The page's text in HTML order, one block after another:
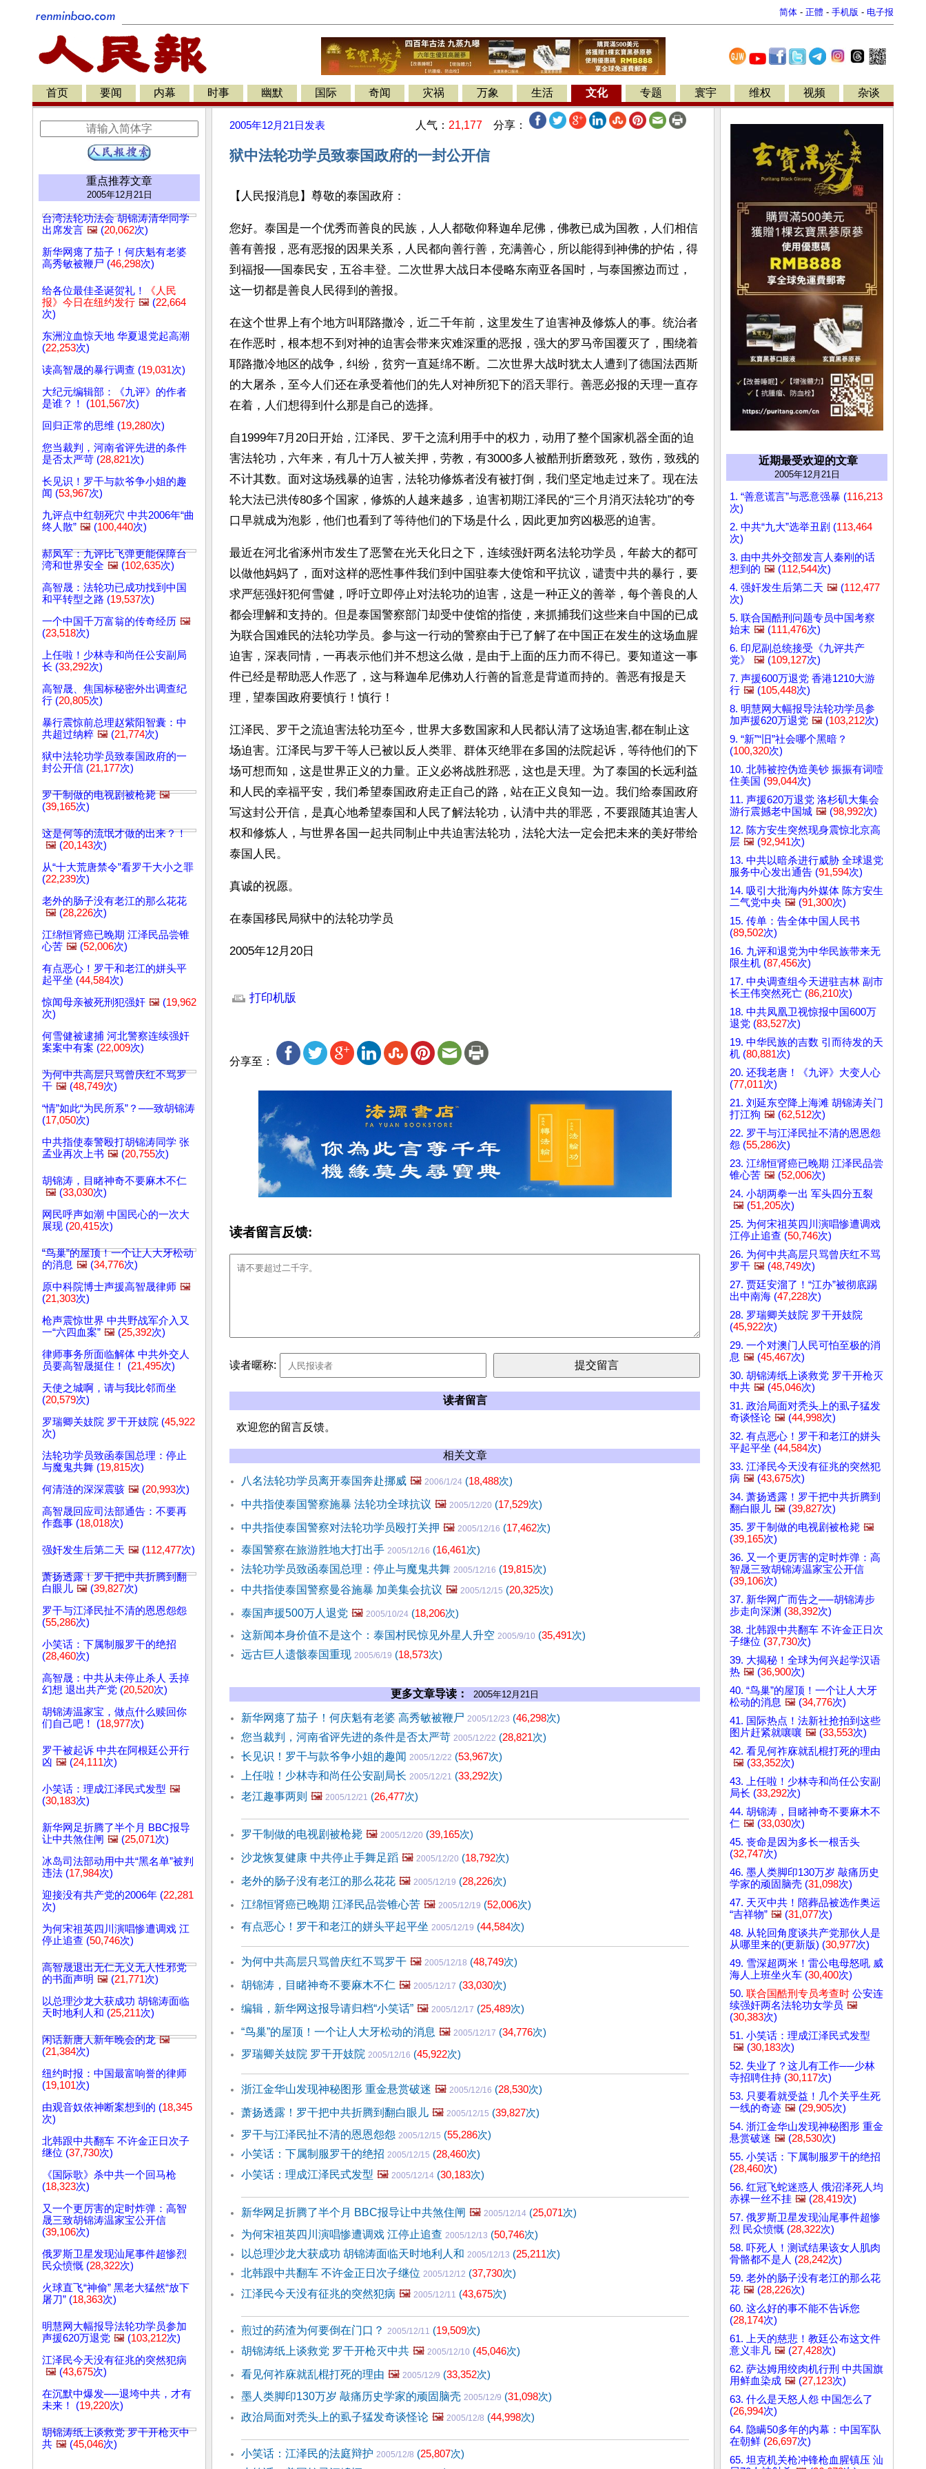
简体 - 正體 - 手机版 - 电子报
首页 要闻 内幕 时事 幽默 国际 奇闻 灾祸 万象 生活 文化 专题 寰宇 维权 视频 杂谈
重点推荐文章
2005年12月21日
台湾法轮功法会 胡锦涛清华同学
出席发言 🖼️ (20,062次)
新华网瘪了茄子！何庆魁有老婆
高秀敏被鞭尸 (46,298次)
给各位最佳圣诞贺礼！
《人民
报》今日在纽约发行 🖼️ (22,664
次)
东洲泣血惊天地 华夏退党起高潮
(22,253次)
读高智晟的暴行调查 (19,031次)
大纪元编辑部：《九评》的作者
是谁？！ (101,567次)
回归正常的思维 (19,280次)
您当裁判，河南省评先进的条件
是否太严苛 (28,821次)
长见识！罗干与款爷争小姐的趣
闻 (53,967次)
九评点中红朝死穴 中共2006年“曲
终人散” 🖼️ (100,440次)
郝凤军：九评比飞弹更能保障台
湾和世界安全 🖼️ (102,635次)
高智晟：法轮功已成功找到中国
和平转型之路 (19,537次)
一个中国千万富翁的传奇经历 🖼️
(23,518次)
上任啦！少林寺和尚任公安副局
长 (33,292次)
高智晟、焦国标秘密外出调查纪
行 (20,805次)
暴行震惊前总理赵紫阳智囊：中
共超过纳粹 🖼️ (21,774次)
狱中法轮功学员致泰国政府的一
封公开信 (21,177次)
罗干制做的电视剧被枪毙 🖼️
(39,165次)
这是何等的流氓才做的出来？！
🖼️ (20,143次)
从“十大荒唐禁令”看罗干大小之罪
(22,239次)
老外的肠子没有老江的那么花花
🖼️ (28,226次)
江绵恒肾癌已晚期 江泽民品尝锥
心苦 🖼️ (52,006次)
有点恶心！罗干和老江的姘头平
起平坐 (44,584次)
惊闻母亲被死刑犯强奸 🖼️ (19,962
次)
何雪健被逮捕 河北警察连续强奸
案案中有案 (22,009次)
为何中共高层只骂曾庆红不骂罗
干 🖼️ (48,749次)
“情”如此“为民所系”？──致胡锦涛
(17,050次)
中共指使泰警殴打胡锦涛同学 张
孟业再次上书 🖼️ (20,755次)
胡锦涛，目睹神奇不要麻木不仁
🖼️ (33,030次)
网民呼声如潮 中国民心的一次大
展现 (20,415次)
“鸟巢”的屋顶！一个让人大牙松动
的消息 🖼️ (34,776次)
原中科院博士声援高智晟律师 🖼️
(21,303次)
枪声震惊世界 中共野战军介入又
一“六四血案” 🖼️ (25,392次)
律师事务所面临解体 中共外交人
员要高智晟挺住！ (21,495次)
天使之城啊，请与我比邻而坐
(20,579次)
罗瑞卿关妓院 罗干开妓院 (45,922
次)
法轮功学员致函泰国总理：停止
与魔鬼共舞 (19,815次)
何清涟的深深震骇 🖼️ (20,993次)
高智晟回应司法部通告：不要再
作蠢事 (18,018次)
强奸发生后第二天 🖼️ (112,477次)
萧扬透露！罗干把中共折腾到翻
白眼儿 🖼️ (39,827次)
罗干与江泽民扯不清的恩恩怨怨
(55,286次)
小笑话：下属制服罗干的绝招
(28,460次)
高智晟：中共从未停止杀人 丢掉
幻想 退出共产党 (20,520次)
胡锦涛温家宝，做点什么赎回你
们自己吧！ (18,977次)
罗干被起诉 中共在阿根廷公开行
凶 🖼️ (24,111次)
小笑话：理成江泽民式发型 🖼️
(30,183次)
新华网足折腾了半个月 BBC报导
让中共煞住闸 🖼️ (25,071次)
冰岛司法部动用中共“黑名单”被判
违法 (17,984次)
迎接没有共产党的2006年 (22,281
次)
为何宋祖英四川演唱惨遭调戏 江
停止追查 (50,746次)
高智晟退出无仁无义无人性邪党
的书面声明 🖼️ (21,771次)
以总理沙龙大获成功 胡锦涛面临
天时地利人和 (25,211次)
闲话新唐人新年晚会的龙 🖼️
(21,384次)
纽约时报：中国最富响誉的律师
(19,101次)
由观音奴依神断案想到的 (18,345
次)
北韩跟中共翻车 不许金正日次子
继位 (37,730次)
《国际歌》杀中共一个回马枪
(18,323次)
又一个更厉害的定时炸弹：高智
晟三致胡锦涛温家宝公开信
(39,106次)
俄罗斯卫星发现汕尾事件超惨烈
民众愤慨 (28,322次)
火球直飞“神偷” 黑老大猛然“放下
屠刀” (18,363次)
明慧网大幅报导法轮功学员参加
声援620万退党 🖼️ (103,212次)
江泽民今天没有征兆的突然犯病
🖼️ (43,675次)
在沉默中爆发──退垮中共，才有
未来！ (19,220次)
胡锦涛纸上谈救党 罗干开枪灭中
共 🖼️ (45,046次)
2005年12月21日 发表 人气： 21,177 分享：
狱中法轮功学员致泰国政府的一封公开信
【人民报消息】尊敬的泰国政府：
您好。泰国是一个优秀而善良的民族，人人都敬仰释迦牟尼佛，佛教已成为国教，人们相信
善有善报，恶有恶报的因果关系，人民都向善行善，充满善心，所以能得到神佛的护佑，得
到福报──国泰民安，五谷丰登。二次世界大战日本侵略东南亚各国时，与泰国擦边而过，
这一切都是善良人民得到的善报。
在这个世界上有个地方叫耶路撒冷，近二千年前，这里发生了迫害神及修炼人的事。统治者
在作恶时，根本想不到对神的迫害会带来灾难深重的恶报，强大的罗马帝国覆灭了，围绕着
耶路撒冷地区的战争，纠纷，贫穷一直延绵不断。二次世界大战时犹太人遭到了德国法西斯
的大屠杀，至今人们还在承受着他们的先人对神所犯下的滔天罪行。善恶必报的天理一直存
在着，人们想得到什么那是自己的选择。
自1999年7月20日开始，江泽民、罗干之流利用手中的权力，动用了整个国家机器全面的迫
害法轮功，六年来，有几十万人被关押，劳教，有3000多人被酷刑折磨致死，致伤，致残的
不计其数。面对这场残暴的迫害，法轮功修炼者没有被打倒，我们坚定地走过来了。现在法
轮大法已洪传80多个国家，修炼的人越来越多，迫害初期江泽民的“三个月消灭法轮功”的夸
口早就成为泡影，他们也看到了等待他们的下场是什么，因此更加穷凶极恶的迫害。
最近在河北省涿州市发生了恶警在光天化日之下，连续强奸两名法轮功学员，年龄大的都可
以做他妈妈了，面对这样的恶性事件我们到中国驻泰大使馆和平抗议，谴责中共的暴行，要
求严惩强奸犯何雪健，呼吁立即停止对法轮功的迫害，这是一种正义的善举，每个善良的人
都会理解和支持的。但是泰国警察部门却受中使馆的指使，来抓捕我们这些来自中国的已成
为联合国难民的法轮功学员。参与这一行动的警察由于已了解了在中国正在发生的这场血腥
迫害，深表同情，一再表示他们并不想这么做，是由于上面的压力而不得已。要知道这一事
件已经是帮助恶人作恶了，这与释迦牟尼佛劝人行善的旨意是背道而持的。善恶有报是天
理，望泰国政府要慎行！慎行！
江泽民、罗干之流迫害法轮功至今，世界大多数国家和人民都认清了这场迫害,都在制止这
场迫害。江泽民与罗干等人已被以反人类罪、群体灭绝罪在多国的法院起诉，等待他们的下
场可想而知，这是世界正义的力量。正义必将战胜邪恶，这也是天理。为了泰国的长远利益
和人民的幸福平安，我们希望泰国政府走正自己的路，站在正义良知一边。我们给泰国政府
写这封公开信，是真心地希望泰国和人民了解法轮功，认清中共的罪恶，不要跟随其迫害人
权和修炼人，与世界各国一起共同制止中共迫害法轮功，法轮大法一定会把未来的美好带给
泰国人民。
真诚的祝愿。
在泰国移民局狱中的法轮功学员
2005年12月20日
打印机版
分享至：
读者留言反馈:
读者暱称:
读者留言
欢迎您的留言反馈。
相关文章
八名法轮功学员离开泰国奔赴挪威 🖼️ 2006/1/24 (18,488次)
中共指使泰国警察施暴 法轮功全球抗议 🖼️ 2005/12/20 (17,529次)
中共指使泰国警察对法轮功学员殴打关押 🖼️ 2005/12/16 (17,462次)
泰国警察在旅游胜地大打出手 2005/12/16 (16,461次)
法轮功学员致函泰国总理：停止与魔鬼共舞 2005/12/16 (19,815次)
中共指使泰国警察曼谷施暴 加美集会抗议 🖼️ 2005/12/15 (20,325次)
泰国声援500万人退党 🖼️ 2005/10/24 (18,206次)
这新闻本身价值不是这个：泰国村民惊见外星人升空 2005/9/10 (35,491次)
远古巨人遗骸泰国重现 2005/6/19 (18,573次)
更多文章导读： 2005年12月21日
新华网瘪了茄子！何庆魁有老婆 高秀敏被鞭尸 2005/12/23 (46,298次)
您当裁判，河南省评先进的条件是否太严苛 2005/12/22 (28,821次)
长见识！罗干与款爷争小姐的趣闻 2005/12/22 (53,967次)
上任啦！少林寺和尚任公安副局长 2005/12/21 (33,292次)
老江趣事两则 🖼️ 2005/12/21 (26,477次)
罗干制做的电视剧被枪毙 🖼️ 2005/12/20 (39,165次)
沙龙恢复健康 中共停止手舞足蹈 🖼️ 2005/12/20 (18,792次)
老外的肠子没有老江的那么花花 🖼️ 2005/12/19 (28,226次)
江绵恒肾癌已晚期 江泽民品尝锥心苦 🖼️ 2005/12/19 (52,006次)
有点恶心！罗干和老江的姘头平起平坐 2005/12/19 (44,584次)
为何中共高层只骂曾庆红不骂罗干 🖼️ 2005/12/18 (48,749次)
胡锦涛，目睹神奇不要麻木不仁 🖼️ 2005/12/17 (33,030次)
编辑，新华网这报导请归档“小笑话” 🖼️ 2005/12/17 (25,489次)
“鸟巢”的屋顶！一个让人大牙松动的消息 🖼️ 2005/12/17 (34,776次)
罗瑞卿关妓院 罗干开妓院 2005/12/16 (45,922次)
浙江金华山发现神秘图形 重金悬赏破迷 🖼️ 2005/12/16 (28,530次)
萧扬透露！罗干把中共折腾到翻白眼儿 🖼️ 2005/12/15 (39,827次)
罗干与江泽民扯不清的恩恩怨怨 2005/12/15 (55,286次)
小笑话：下属制服罗干的绝招 2005/12/15 (28,460次)
小笑话：理成江泽民式发型 🖼️ 2005/12/14 (30,183次)
新华网足折腾了半个月 BBC报导让中共煞住闸 🖼️ 2005/12/14 (25,071次)
为何宋祖英四川演唱惨遭调戏 江停止追查 2005/12/13 (50,746次)
以总理沙龙大获成功 胡锦涛面临天时地利人和 2005/12/13 (25,211次)
北韩跟中共翻车 不许金正日次子继位 2005/12/12 (37,730次)
江泽民今天没有征兆的突然犯病 🖼️ 2005/12/11 (43,675次)
煎过的药渣为何要倒在门口？ 2005/12/11 (19,509次)
胡锦涛纸上谈救党 罗干开枪灭中共 🖼️ 2005/12/10 (45,046次)
看见何祚庥就乱棍打死的理由 🖼️ 2005/12/9 (33,352次)
墨人类脚印130万岁 敲痛历史学家的顽固脑壳 2005/12/9 (31,098次)
政治局面对秃头上的虱子猛发奇谈怪论 🖼️ 2005/12/8 (44,998次)
小笑话：江泽民的法庭辩护 2005/12/8 (25,807次)
近期最受欢迎的文章
2005年12月21日
1. “善意谎言”与恶意强暴 (116,213
次)
2. 中共“九大”选举丑剧 (113,464
次)
3. 由中共外交部发言人秦刚的话
想到的 🖼️ (112,544次)
4. 强奸发生后第二天 🖼️ (112,477
次)
5. 联合国酷刑问题专员中国考察
始末 🖼️ (111,476次)
6. 印尼副总统接受《九评共产
党》
🖼️ (109,127次)
7. 声援600万退党 香港1210大游
行 🖼️ (105,448次)
8. 明慧网大幅报导法轮功学员参
加声援620万退党 🖼️ (103,212次)
9. “新”“旧”社会哪个黑暗？
(100,320次)
10. 北韩被控伪造美钞 振振有词噎
住美国 (99,044次)
11. 声援620万退党 洛杉矶大集会
游行震撼老中国城 🖼️ (98,992次)
12. 陈方安生突然现身震惊北京高
层 🖼️ (92,941次)
13. 中共以暗杀进行威胁 全球退党
服务中心发出通告 (91,594次)
14. 吸引大批海内外媒体 陈方安生
二气党中央 🖼️ (91,300次)
15. 传单：告全体中国人民书
(89,502次)
16. 九评和退党为中华民族带来无
限生机 (87,456次)
17. 中央调查组今天进驻吉林 副市
长王伟突然死亡 (86,210次)
18. 中共凤凰卫视惊报中国600万
退党 (83,527次)
19. 中华民族的吉数 引而待发的天
机 (80,881次)
20. 还我老唐！《九评》大变人心
(77,011次)
21. 刘延东空降上海滩 胡锦涛关门
打江狗 🖼️ (62,512次)
22. 罗干与江泽民扯不清的恩恩怨
怨 (55,286次)
23. 江绵恒肾癌已晚期 江泽民品尝
锥心苦 🖼️ (52,006次)
24. 小胡两拳一出 军头四分五裂
🖼️ (51,205次)
25. 为何宋祖英四川演唱惨遭调戏
江停止追查 (50,746次)
26. 为何中共高层只骂曾庆红不骂
罗干 🖼️ (48,749次)
27. 贾廷安溜了！“江办”被彻底踢
出中南海 (47,228次)
28. 罗瑞卿关妓院 罗干开妓院
(45,922次)
29. 一个对澳门人民可怕至极的消
息 🖼️ (45,467次)
30. 胡锦涛纸上谈救党 罗干开枪灭
中共 🖼️ (45,046次)
31. 政治局面对秃头上的虱子猛发
奇谈怪论 🖼️ (44,998次)
32. 有点恶心！罗干和老江的姘头
平起平坐 (44,584次)
33. 江泽民今天没有征兆的突然犯
病 🖼️ (43,675次)
34. 萧扬透露！罗干把中共折腾到
翻白眼儿 🖼️ (39,827次)
35. 罗干制做的电视剧被枪毙 🖼️
(39,165次)
36. 又一个更厉害的定时炸弹：高
智晟三致胡锦涛温家宝公开信
(39,106次)
37. 新华网广而告之──胡锦涛步
步走向深渊 (38,392次)
38. 北韩跟中共翻车 不许金正日次
子继位 (37,730次)
39. 大揭秘！全球为何兴起学汉语
热 🖼️ (36,900次)
40. “鸟巢”的屋顶！一个让人大牙
松动的消息 🖼️ (34,776次)
41. 国际热点！法新社抢拍到这些
图片赶紧就嚷嚷 🖼️ (33,553次)
42. 看见何祚庥就乱棍打死的理由
🖼️ (33,352次)
43. 上任啦！少林寺和尚任公安副
局长 (33,292次)
44. 胡锦涛，目睹神奇不要麻木不
仁 🖼️ (33,030次)
45. 丧命是因为多长一根舌头
(32,747次)
46. 墨人类脚印130万岁 敲痛历史
学家的顽固脑壳 (31,098次)
47. 天灭中共！陪葬品被选作奥运
“吉祥物” 🖼️ (31,077次)
48. 从轮回角度谈共产党那伙人是
从哪里来的(更新版) (30,977次)
49. 雪深超两米！雷公电母怒吼 威
海人上班坐火车 (30,400次)
50. 联合国酷刑专员考查时 公安连
续强奸两名法轮功女学员 🖼️
(30,383次)
51. 小笑话：理成江泽民式发型
🖼️ (30,183次)
52. 失业了？这儿有工作──少林
寺招聘住持 (30,117次)
53. 只要看就受益！几个关乎生死
一线的奇迹 🖼️ (29,905次)
54. 浙江金华山发现神秘图形 重金
悬赏破迷 🖼️ (28,530次)
55. 小笑话：下属制服罗干的绝招
(28,460次)
56. 红冠飞蛇迷惑人 俄沼泽死人均
赤裸一丝不挂 🖼️ (28,419次)
57. 俄罗斯卫星发现汕尾事件超惨
烈 民众愤慨 (28,322次)
58. 吓死人！测试结果该女人肌肉
骨骼都不是人 (28,242次)
59. 老外的肠子没有老江的那么花
花 🖼️ (28,226次)
60. 这么好的事不能不告诉您
(28,174次)
61. 上天的慈悲！教廷公布这文件
意义非凡 🖼️ (27,428次)
62. 萨达姆用绞肉机行刑 中共国旗
用鲜血染成 🖼️ (27,123次)
63. 什么是天怒人怨 中国怎么了
(26,994次)
64. 隐瞒50多年的内幕：中国军队
在朝鲜 (26,697次)
65. 坦克机关枪冲锋枪血腥镇压 汕